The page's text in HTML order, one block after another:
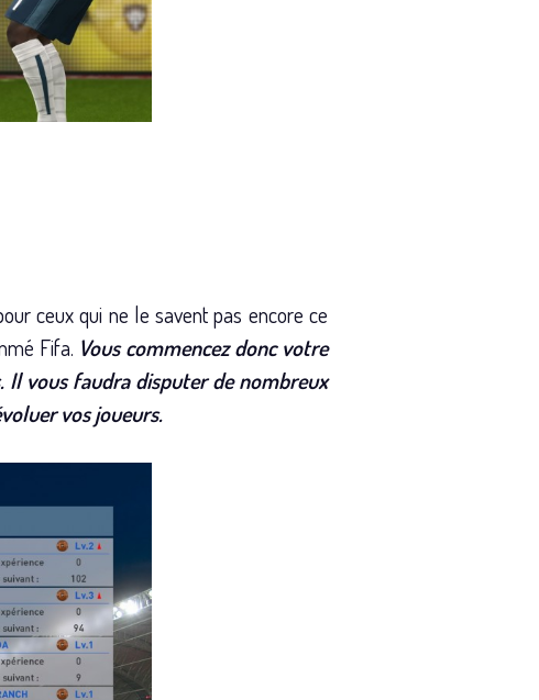
ceux qui ne le savent pas encore ce
Fifa. Vous commencez donc votre
Il vous faudra disputer de nombreux
vos joueurs.